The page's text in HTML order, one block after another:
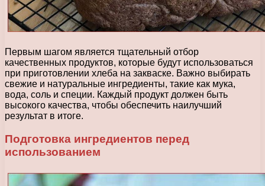
Первым шагом является тщательный отбор
качественных продуктов, которые будут использоваться
при приготовлении хлеба на закваске. Важно выбирать
свежие и натуральные ингредиенты, такие как мука,
вода, соль и специи. Каждый продукт должен быть
высокого качества, чтобы обеспечить наилучший
результат в итоге.
Подготовка ингредиентов перед
использованием